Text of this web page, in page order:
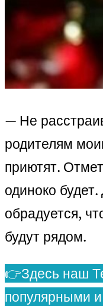
— Не
родителям
приютят.
одиноко
обрадуется,
будут рядом.
👉Здесь наш
популярными